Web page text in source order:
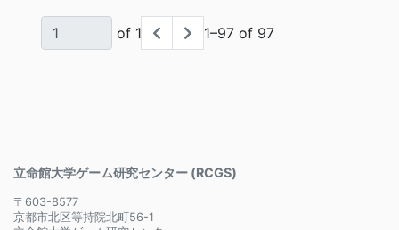
of 1 1–97 of 97
立命館大学ゲーム研究センター (RCGS)
〒603-8577
京都市北区等持院北町56-1